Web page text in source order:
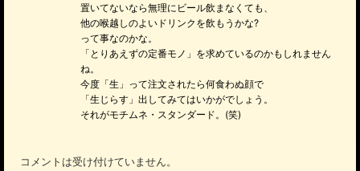
置いてないなら無理にビール飲まなくても、
他の喉越しのよいドリンクを飲もうかな?
って事なのかな。
「とりあえずの定番モノ」を求めているのかもしれません
ね。
今度「生」って注文されたら何食わぬ顔で
「生じらす」出してみてはいかがでしょう。
それがモチムネ・スタンダード。(笑)
コメントは受け付けていません。